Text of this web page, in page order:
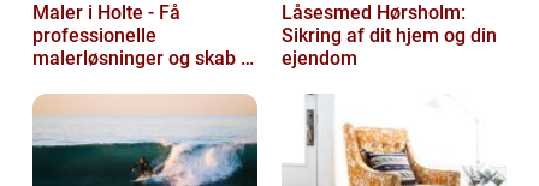
Maler i Holte - Få
professionelle
malerløsninger og skab et
Låsesmed Hørsholm:
Sikring af dit hjem og din
ejendom